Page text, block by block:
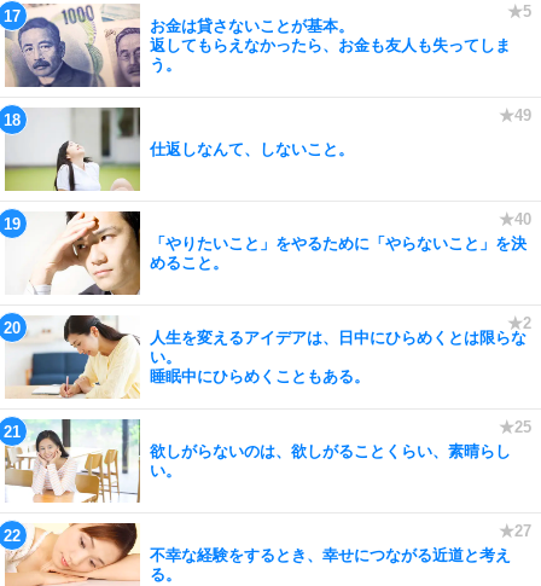
お金は貸さないことが基本。
返してもらえなかったら、お金も友人も失ってしま
う。
仕返しなんて、しないこと。
「やりたいこと」をやるために「やらないこと」を決
めること。
人生を変えるアイデアは、日中にひらめくとは限らな
い。
睡眠中にひらめくこともある。
欲しがらないのは、欲しがることくらい、素晴らし
い。
不幸な経験をするとき、幸せにつながる近道と考え
る。